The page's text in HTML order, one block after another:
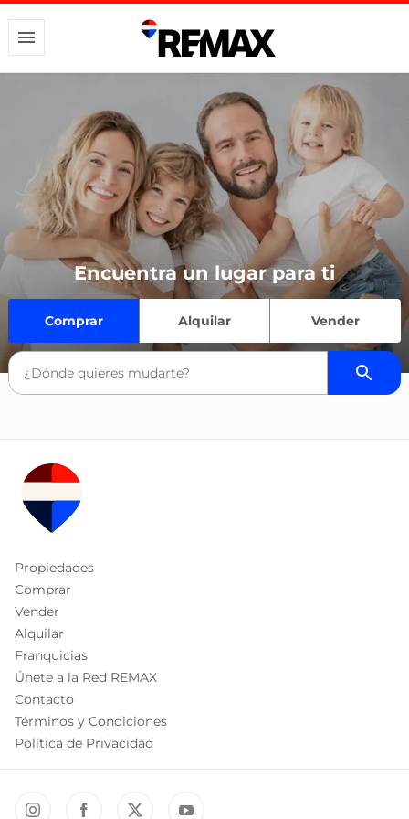
Encuentra un lugar para ti
Comprar Alquilar Vender
Propiedades
Comprar
Vender
Alquilar
Franquicias
Únete a la Red REMAX
Contacto
Términos y Condiciones
Política de Privacidad